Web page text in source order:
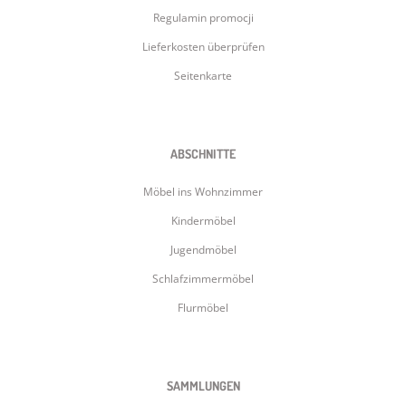
Regulamin promocji
Lieferkosten überprüfen
Seitenkarte
ABSCHNITTE
Möbel ins Wohnzimmer
Kindermöbel
Jugendmöbel
Schlafzimmermöbel
Flurmöbel
SAMMLUNGEN